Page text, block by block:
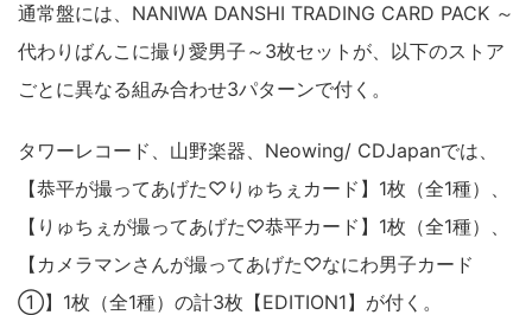
通常盤には、NANIWA DANSHI TRADING CARD PACK ～
代わりばんこに撮り愛男子～3枚セットが、以下のストア
ごとに異なる組み合わせ3パターンで付く。
タワーレコード、山野楽器、Neowing/ CDJapanでは、
【恭平が撮ってあげた♡りゅちぇカード】1枚（全1種）、
【りゅちぇが撮ってあげた♡恭平カード】1枚（全1種）、
【カメラマンさんが撮ってあげた♡なにわ男子カード
①】1枚（全1種）の計3枚【EDITION1】が付く。